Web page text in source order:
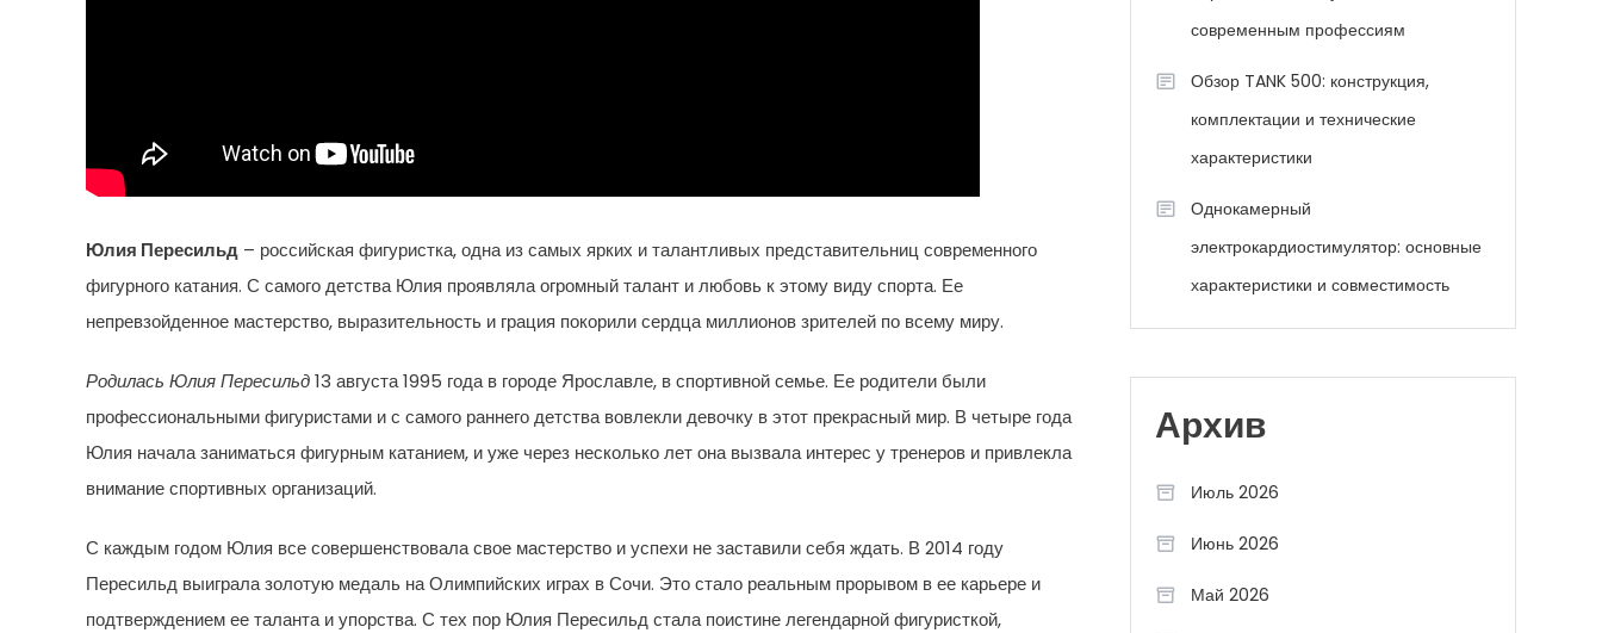
Юлия Пересильд – российская фигуристка, одна из самых ярких и талантливых представительниц современного
фигурного катания. С самого детства Юлия проявляла огромный талант и любовь к этому виду спорта. Ее
непревзойденное мастерство, выразительность и грация покорили сердца миллионов зрителей по всему миру.
Родилась Юлия Пересильд13 августа 1995 года в городе Ярославле, в спортивной семье. Ее родители были
профессиональными фигуристами и с самого раннего детства вовлекли девочку в этот прекрасный мир. В четыре года
Юлия начала заниматься фигурным катанием, и уже через несколько лет она вызвала интерес у тренеров и привлекла
внимание спортивных организаций.
С каждым годом Юлия все совершенствовала свое мастерство и успехи не заставили себя ждать. В 2014 году
Пересильд выиграла золотую медаль на Олимпийских играх в Сочи. Это стало реальным прорывом в ее карьере и
подтверждением ее таланта и упорства. С тех пор Юлия Пересильд стала поистине легендарной фигуристкой,
современным профессиям
Обзор TANK 500: конструкция,
комплектации и технические
характеристики
Однокамерный
электрокардиостимулятор: основные
характеристики и совместимость
Архив
Июль 2026
Июнь 2026
Май 2026